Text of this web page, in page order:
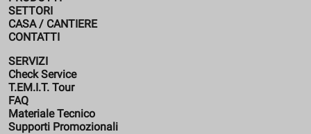
SETTORI
CASA / CANTIERE
CONTATTI
SERVIZI
Check Service
T.EM.I.T. Tour
FAQ
Materiale Tecnico
Supporti Promozionali